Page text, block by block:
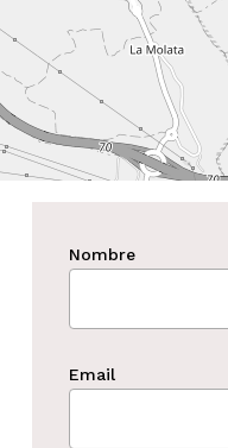
Nombre
Email